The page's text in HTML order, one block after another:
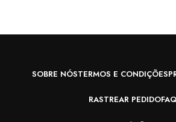
SOBRE NÓSTERMOS E CONDIÇÕES
RASTREAR PEDIDO